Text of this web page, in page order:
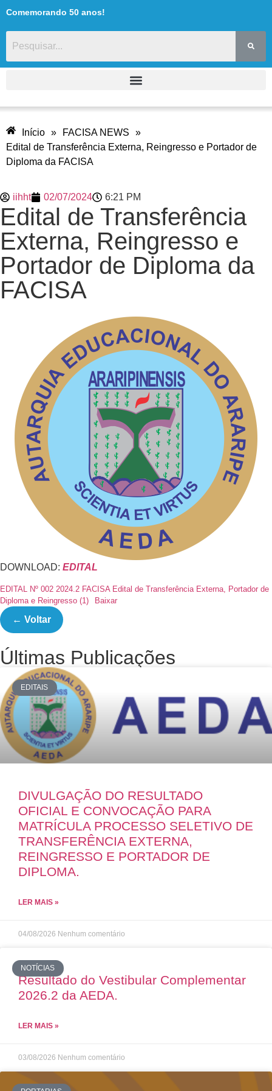
Comemorando 50 anos!
Início » FACISA NEWS
»
Edital de Transferência Externa, Reingresso e Portador de
Diploma da FACISA
iihht 02/07/2024 6:21 PM
Edital de Transferência
Externa, Reingresso e
Portador de Diploma da
FACISA
DOWNLOAD: EDITAL
EDITAL Nº 002 2024.2 FACISA Edital de Transferência Externa, Portador de
Diploma e Reingresso (1)
Baixar
← Voltar
Últimas Publicações
EDITAIS
DIVULGAÇÃO DO RESULTADO
OFICIAL E CONVOCAÇÃO PARA
MATRÍCULA PROCESSO SELETIVO DE
TRANSFERÊNCIA EXTERNA,
REINGRESSO E PORTADOR DE
DIPLOMA.
LER MAIS »
04/08/2026 Nenhum comentário
NOTÍCIAS
Resultado do Vestibular Complementar
2026.2 da AEDA.
LER MAIS »
03/08/2026 Nenhum comentário